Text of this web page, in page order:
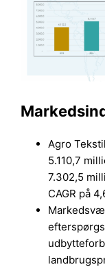
Agro
5.110,7
7.302,5
CAGR på